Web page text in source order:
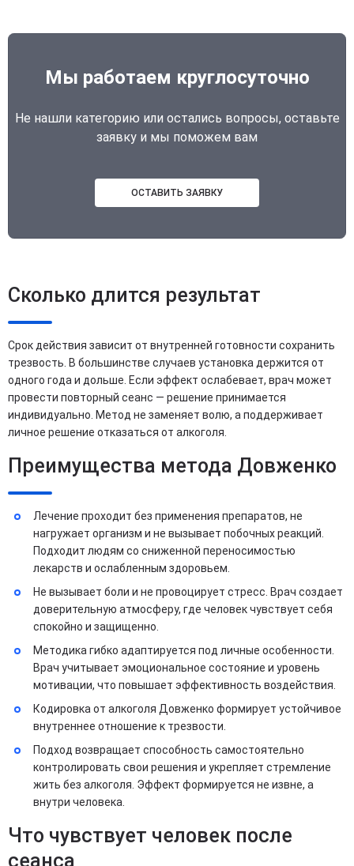
Мы работаем круглосуточно
Не нашли категорию или остались вопросы, оставьте
заявку и мы поможем вам
ОСТАВИТЬ ЗАЯВКУ
Сколько длится результат
Срок действия зависит от внутренней готовности сохранить
трезвость. В большинстве случаев установка держится от
одного года и дольше. Если эффект ослабевает, врач может
провести повторный сеанс — решение принимается
индивидуально. Метод не заменяет волю, а поддерживает
личное решение отказаться от алкоголя.
Преимущества метода Довженко
Лечение проходит без применения препаратов, не
нагружает организм и не вызывает побочных реакций.
Подходит людям со сниженной переносимостью
лекарств и ослабленным здоровьем.
Не вызывает боли и не провоцирует стресс. Врач создает
доверительную атмосферу, где человек чувствует себя
спокойно и защищенно.
Методика гибко адаптируется под личные особенности.
Врач учитывает эмоциональное состояние и уровень
мотивации, что повышает эффективность воздействия.
Кодировка от алкоголя Довженко формирует устойчивое
внутреннее отношение к трезвости.
Подход возвращает способность самостоятельно
контролировать свои решения и укрепляет стремление
жить без алкоголя. Эффект формируется не извне, а
внутри человека.
Что чувствует человек после
сеанса